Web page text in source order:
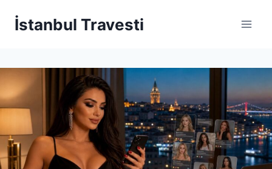
İstanbul Travesti